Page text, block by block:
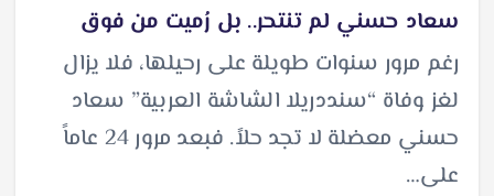
سعاد حسني لم تنتحر.. بل رُميت من فوق
رغم مرور سنوات طويلة على رحيلها، فلا يزال
لغز وفاة “سنددريلا الشاشة العربية” سعاد
حسني معضلة لا تجد حلاً. فبعد مرور 24 عاماً
على…